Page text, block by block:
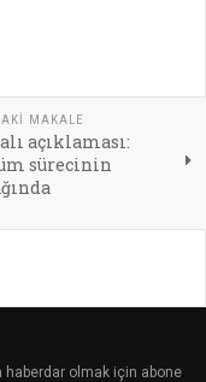
MAKALE
açıklaması:
sürecinin
olmak için abone